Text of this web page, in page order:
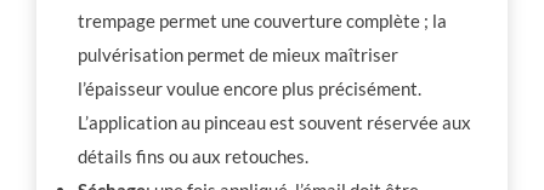
trempage permet une couverture complète ; la
pulvérisation permet de mieux maîtriser
l’épaisseur voulue encore plus précisément.
L’application au pinceau est souvent réservée aux
détails fins ou aux retouches.